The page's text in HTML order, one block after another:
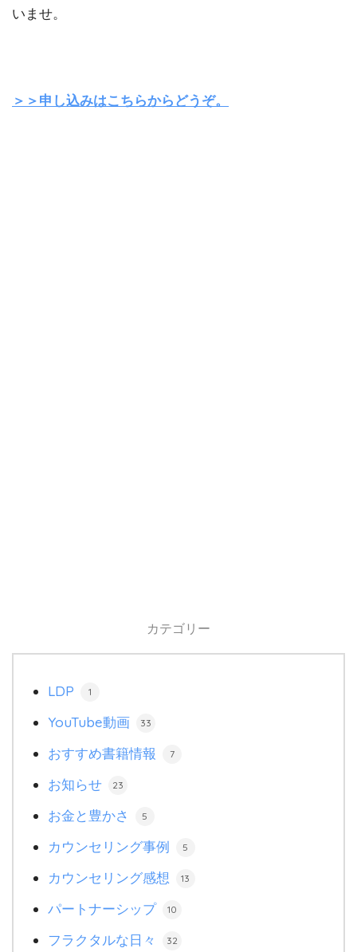
いませ。
＞＞申し込みはこちらからどうぞ。
カテゴリー
LDP 1
YouTube動画 33
おすすめ書籍情報 7
お知らせ 23
お金と豊かさ 5
カウンセリング事例 5
カウンセリング感想 13
パートナーシップ 10
フラクタルな日々 32